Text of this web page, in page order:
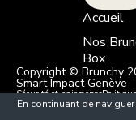
Accueil
Nos
Box
Copyright © Brunchy
Smart Impact Genève
Sécurité et paiements
En continuant de